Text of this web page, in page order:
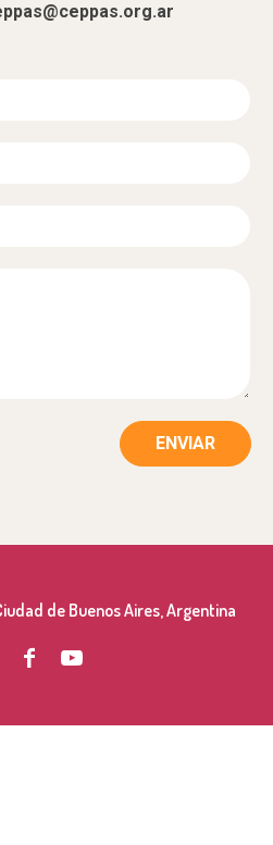
ENVIAR
de Buenos Aires, Argentina